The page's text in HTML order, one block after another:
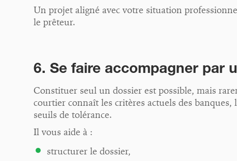
Un projet aligné avec votre situation
le prêteur.
6. Se faire accompagner par
Constituer seul un dossier est possible, mais
courtier connaît les critères actuels des banques,
seuils de tolérance.
Il vous aide à :
structurer le dossier,